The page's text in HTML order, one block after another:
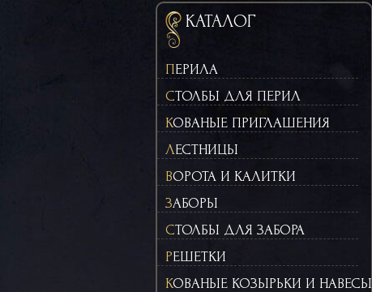
КАТАЛОГ
ПЕРИЛА
СТОЛБЫ ДЛЯ ПЕРИЛ
КОВАНЫЕ ПРИГЛАШЕНИЯ
ЛЕСТНИЦЫ
ВОРОТА И КАЛИТКИ
ЗАБОРЫ
СТОЛБЫ ДЛЯ ЗАБОРА
РЕШЕТКИ
КОВАНЫЕ КОЗЫРЬКИ И НАВЕСЫ